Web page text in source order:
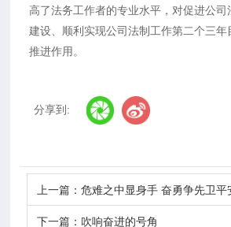
高了法务工作者的专业水平，对促进公司
建设、顺利实现公司法制工作第二个三年
推进作用。
分享到:
上一篇：危难之中显身手 奋勇争先卫平
下一篇： 吹响奋进的号角